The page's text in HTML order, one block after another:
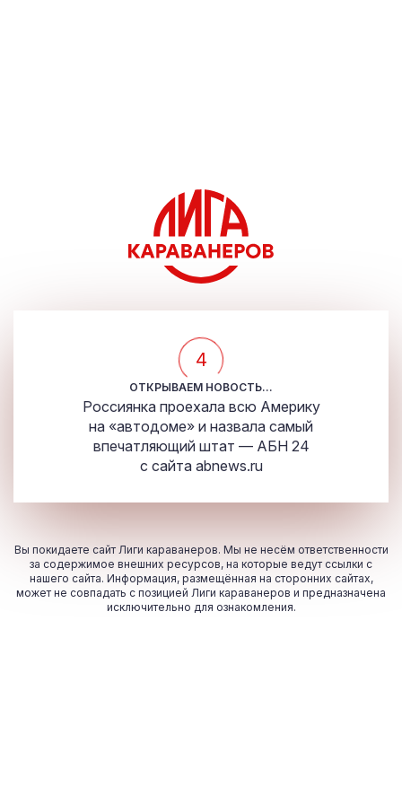
4
ОТКРЫВАЕМ НОВОСТЬ...
Россиянка проехала всю Америку
на «автодоме» и назвала самый
впечатляющий штат — АБН 24
с сайта abnews.ru
Вы покидаете сайт Лиги караванеров. Мы не несём ответственности
за содержимое внешних ресурсов, на которые ведут ссылки с
нашего сайта. Информация, размещённая на сторонних сайтах,
может не совпадать с позицией Лиги караванеров и предназначена
исключительно для ознакомления.